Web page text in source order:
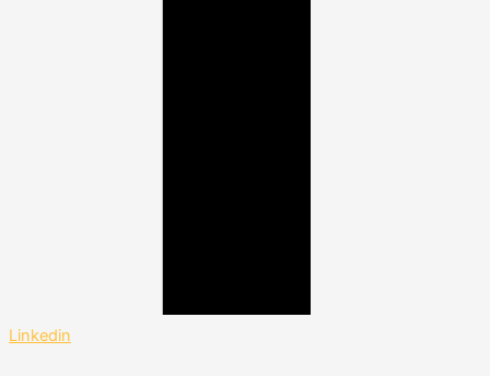
Linkedin